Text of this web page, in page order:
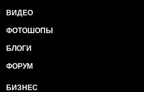
ВИДЕО
ФОТОШОПЫ
БЛОГИ
ФОРУМ
БИЗНЕС